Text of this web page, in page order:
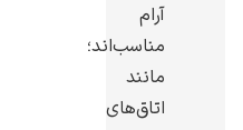
آرام
مناسب‌اند؛
مانند
اتاق‌های